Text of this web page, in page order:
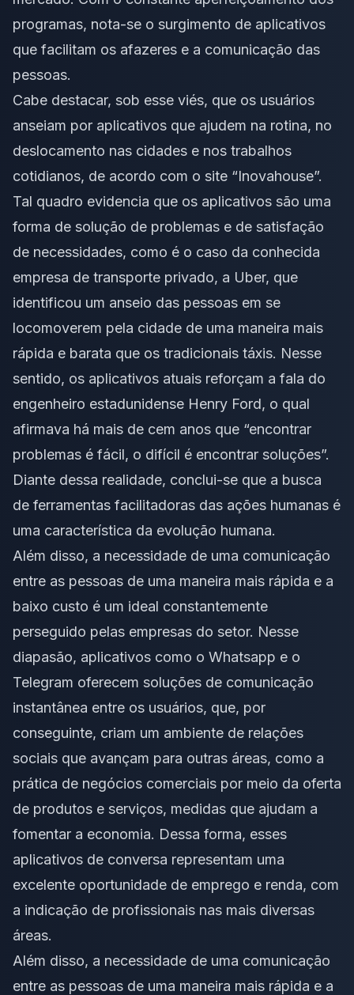
programas, nota-se o surgimento de aplicativos
que facilitam os afazeres e a comunicação das
pessoas.
Cabe destacar, sob esse viés, que os usuários
anseiam por aplicativos que ajudem na rotina, no
deslocamento nas cidades e nos trabalhos
cotidianos, de acordo com o site “Inovahouse”.
Tal quadro evidencia que os aplicativos são uma
forma de solução de problemas e de satisfação
de necessidades, como é o caso da conhecida
empresa de transporte privado, a Uber, que
identificou um anseio das pessoas em se
locomoverem pela cidade de uma maneira mais
rápida e barata que os tradicionais táxis. Nesse
sentido, os aplicativos atuais reforçam a fala do
engenheiro estadunidense Henry Ford, o qual
afirmava há mais de cem anos que “encontrar
problemas é fácil, o difícil é encontrar soluções”.
Diante dessa realidade, conclui-se que a busca
de ferramentas facilitadoras das ações humanas é
uma característica da evolução humana.
Além disso, a necessidade de uma comunicação
entre as pessoas de uma maneira mais rápida e a
baixo custo é um ideal constantemente
perseguido pelas empresas do setor. Nesse
diapasão, aplicativos como o Whatsapp e o
Telegram oferecem soluções de comunicação
instantânea entre os usuários, que, por
conseguinte, criam um ambiente de relações
sociais que avançam para outras áreas, como a
prática de negócios comerciais por meio da oferta
de produtos e serviços, medidas que ajudam a
fomentar a economia. Dessa forma, esses
aplicativos de conversa representam uma
excelente oportunidade de emprego e renda, com
a indicação de profissionais nas mais diversas
áreas.
Além disso, a necessidade de uma comunicação
entre as pessoas de uma maneira mais rápida e a